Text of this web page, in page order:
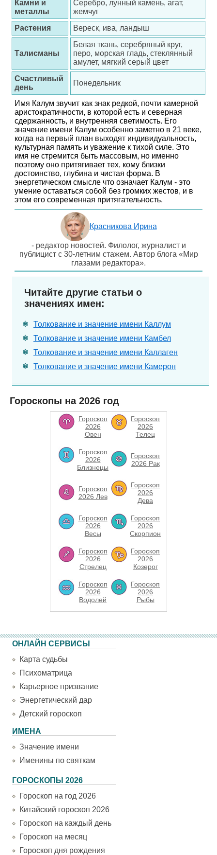
Камни и
металлы
Серебро, лунный камень, агат,
жемчуг
Растения
Вереск, ива, ландыш
Талисманы
Белая ткань, серебряный круг,
перо, морская гладь, стеклянный
амулет, мягкий серый цвет
Счастливый
день
Понедельник
Имя Калум звучит как знак редкой, почти камерной
аристократичности, в которой есть и северная
сдержанность, и внутренняя светимость. Его
значение имени Калум особенно заметно в 21 веке,
когда на первый план выходят индивидуальность,
культурная память и уважение к тихой силе. Это
имя не стремится быть массовым, но именно
поэтому оно притягивает тех, кому близки
достоинство, глубина и чистая форма. В
энергетическом смысле что означает Калум - это
умение оставаться собой без громких жестов, и в
этом его современная притягательность.
Красникова Ирина
- редактор новостей. Филолог, журналист и
публицист с 30-летним стажем. Автор блога «Мир
глазами редактора».
Читайте другие статьи о
значениях имен:
Толкование и значение имени Каллум
Толкование и значение имени Камбел
Толкование и значение имени Каллаген
Толкование и значение имени Камерон
Гороскопы на 2026 год
Гороскоп
2026
Овен
Гороскоп
2026
Телец
Гороскоп
2026
Близнецы
Гороскоп
2026 Рак
Гороскоп
2026 Лев
Гороскоп
2026
Дева
Гороскоп
2026
Весы
Гороскоп
2026
Скорпион
Гороскоп
2026
Стрелец
Гороскоп
2026
Козерог
Гороскоп
2026
Водолей
Гороскоп
2026
Рыбы
ОНЛАЙН СЕРВИСЫ
Карта судьбы
Психоматрица
Карьерное призвание
Энергетический дар
Детский гороскоп
ИМЕНА
Значение имени
Именины по святкам
ГОРОСКОПЫ 2026
Гороскоп на год 2026
Китайский гороскоп 2026
Гороскоп на каждый день
Гороскоп на месяц
Гороскоп дня рождения